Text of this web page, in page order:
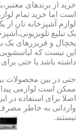
خرید از برندهای
است اما خرید تمام
لوازم آشپزخانه تان از
یک تبلیغ
یخچال و فریزرهای یک
این نیست که
داشته باشد یا حتی
حتی در بین محصولات
ممکن است لوازمی پیدا
اصلا برای استفاده در
وارداتی به خاطر مصرف
نیستند.